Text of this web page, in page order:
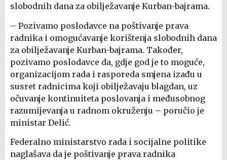
slobodnih dana za obilježavanje Kurban-bajrama.
– Pozivamo poslodavce na poštivanje prava
radnika i omogućavanje korištenja slobodnih dana
za obilježavanje Kurban-bajrama. Također,
pozivamo poslodavce da, gdje god je to moguće,
organizacijom rada i rasporeda smjena izađu u
susret radnicima koji obilježavaju blagdan, uz
očuvanje kontinuiteta poslovanja i međusobnog
razumijevanja u radnom okruženju – poručio je
ministar Delić.
Federalno ministarstvo rada i socijalne politike
naglašava da je poštivanje prava radnika